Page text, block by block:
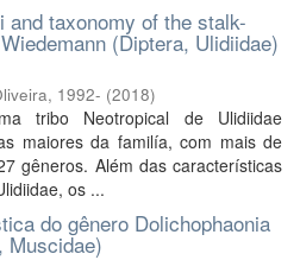
and taxonomy of the stalk-
(Diptera, Ulidiidae)
1992- (2018)
tribo Neotropical de Ulidiidae
maiores da familía, com mais de
gêneros. Além das características
os ...
do gênero Dolichophaonia
Muscidae)